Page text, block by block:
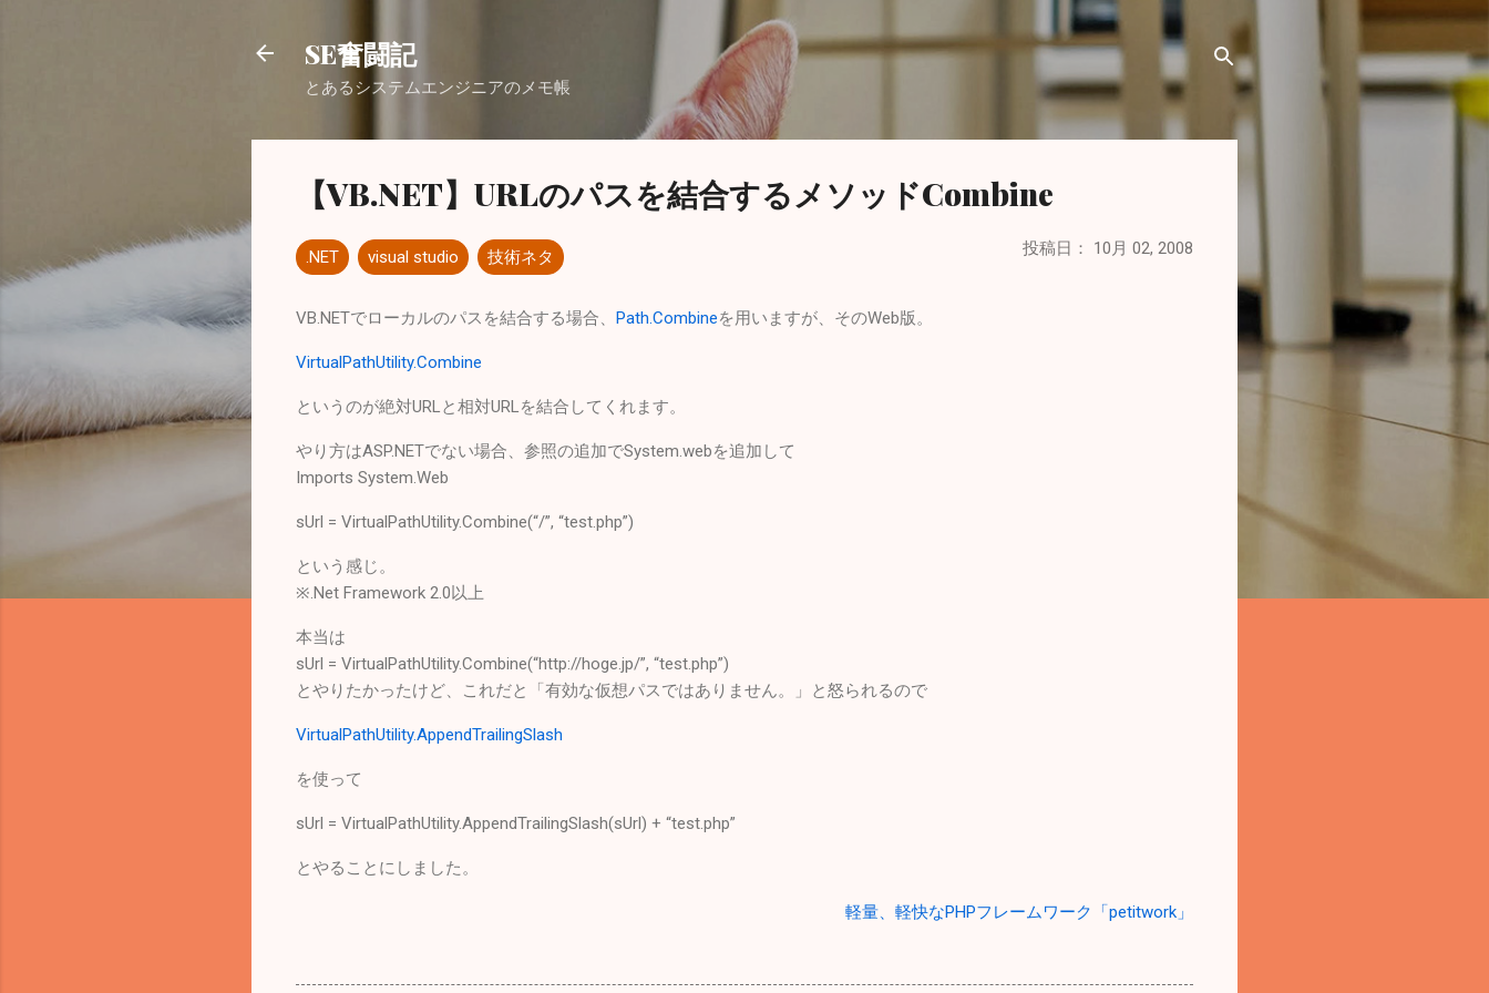
スキップしてメイン コンテンツに移動
SE奮闘記
とあるシステムエンジニアのメモ帳
【VB.NET】URLのパスを結合するメソッドCombine
.NET visual studio 技術ネタ 投稿日： 10月 02, 2008
VB.NETでローカルのパスを結合する場合、 Path.Combineを用いますが、そのWeb版。
VirtualPathUtility.Combine
というのが絶対URLと相対URLを結合してくれます。
やり方はASP.NETでない場合、参照の追加でSystem.webを追加して
Imports System.Web
sUrl = VirtualPathUtility.Combine(“/”, “test.php”)
という感じ。
※.Net Framework 2.0以上
本当は
sUrl = VirtualPathUtility.Combine(“http://hoge.jp/”, “test.php”)
とやりたかったけど、これだと「有効な仮想パスではありません。」と怒られるので
VirtualPathUtility.AppendTrailingSlash
を使って
sUrl = VirtualPathUtility.AppendTrailingSlash(sUrl) + “test.php”
とやることにしました。
軽量、軽快なPHPフレームワーク「petitwork」